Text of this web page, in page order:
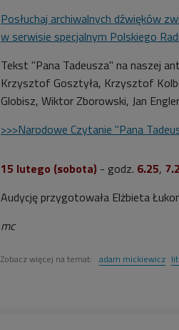
Posłuchaj archiwalnych dźwięków
w serwisie specjalnym Polskiego
Tekst "Pana Tadeusza" na naszej
Krzysztof Gosztyła, Krzysztof
Globisz, Wiktor Zborowski, Jan
>>>Narodowe Czytanie "Pana
15 lutego (sobota) - godz. 6.25,
Audycję przygotowała Elżbieta
mc
Zobacz więcej na temat: adam mickiewicz